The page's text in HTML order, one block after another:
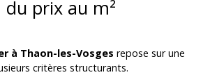
du prix au m²
à Thaon-les-Vosges repose sur une
critères structurants.